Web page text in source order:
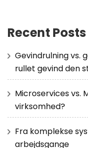
Recent Posts
Gevindrulning vs.
rullet gevind den
Microservices vs.
virksomhed?
Fra komplekse
arbejdsgange